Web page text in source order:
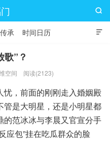

承 时间日历

”？
空间 阅读(2123)
，前面的刚刚走入婚姻殿
是大明星，还是小明星都
范冰冰与李晨又官宣分手
应包”挂在吃瓜群众的脸